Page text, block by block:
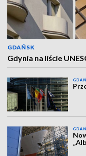
GDAŃSK
Gdynia na liście